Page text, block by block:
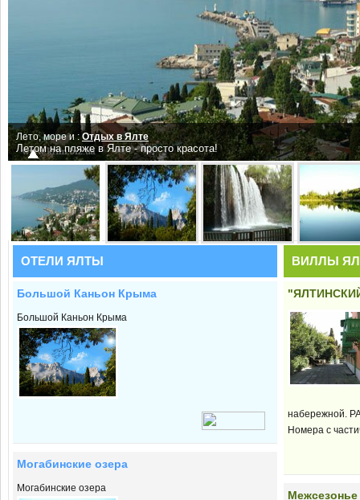
Лето, море и : Отдых в Ялте
Летом на пляже в Ялте - просто красота!
ОТЕЛИ ЯЛТЫ
Большой Каньон Крыма
Большой Каньон Крыма
Могабинские озера
Могабинские озера
ВИЛЛЫ
набережной.
Номера с